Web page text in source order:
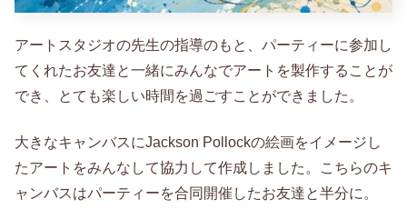
アートスタジオの先生の指導のもと、パーティーに参加し
てくれたお友達と一緒にみんなでアートを製作することが
でき、とても楽しい時間を過ごすことができました。
大きなキャンバスにJackson Pollockの絵画をイメージし
たアートをみんなして協力して作成しました。こちらのキ
ャンバスはパーティーを合同開催したお友達と半分に。